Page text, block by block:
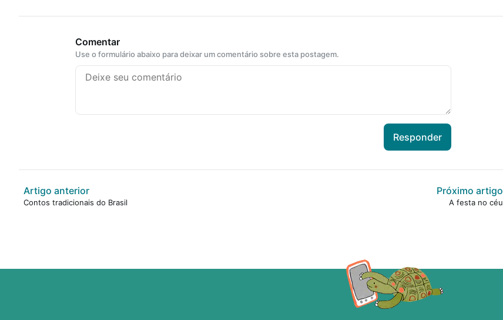
Comentar
Use o formulário abaixo para deixar um comentário sobre esta postagem.
Responder
Artigo anterior
Contos tradicionais do Brasil
Próximo artigo
A festa no céu